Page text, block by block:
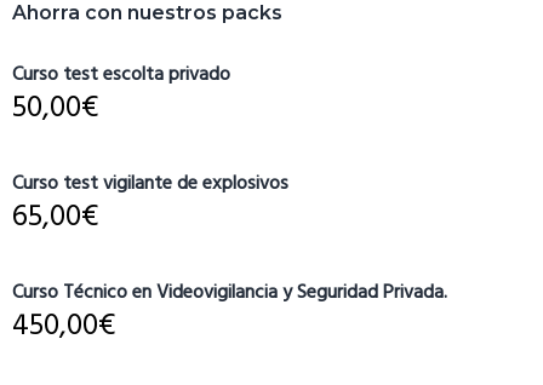
lateral
primaria
Ahorra con nuestros packs
Curso test escolta privado
50,00€
Curso test vigilante de explosivos
65,00€
Curso Técnico en Videovigilancia y Seguridad Privada.
450,00€